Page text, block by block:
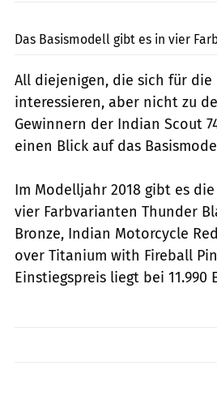
Das Basismodell gibt es in vier
All diejenigen, die sich für
interessieren, aber nicht zu
Gewinnern der Indian Scout
einen Blick auf das
Im Modelljahr 2018 gibt es
vier Farbvarianten Thunder
Bronze, Indian Motorcycle
over Titanium with Fireball
Einstiegspreis liegt bei 11.990